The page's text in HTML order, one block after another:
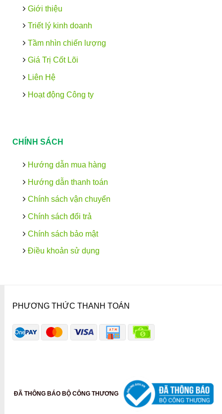
Giới thiệu
Triết lý kinh doanh
Tầm nhìn chiến lượng
Giá Trị Cốt Lõi
Liên Hệ
Hoạt động Công ty
CHÍNH SÁCH
Hướng dẫn mua hàng
Hướng dẫn thanh toán
Chính sách vận chuyển
Chính sách đổi trả
Chính sách bảo mật
Điều khoản sử dụng
PHƯƠNG THỨC THANH TOÁN
ĐÃ THÔNG BÁO BỘ CÔNG THƯƠNG